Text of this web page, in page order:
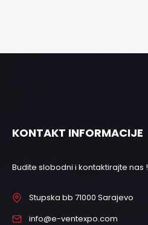
KONTAKT INFORMACIJE
Budite slobodni i kontaktirajte nas !
Stupska bb 71000 Sarajevo
info@e-ventexpo.com